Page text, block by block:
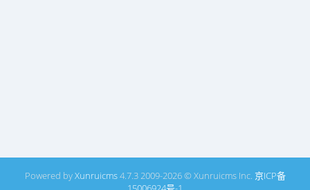
Powered byXunruicms4.7.3 2009-2026 © Xunruicms Inc. 京ICP备